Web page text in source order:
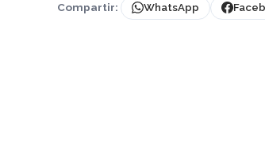
Compartir: WhatsApp